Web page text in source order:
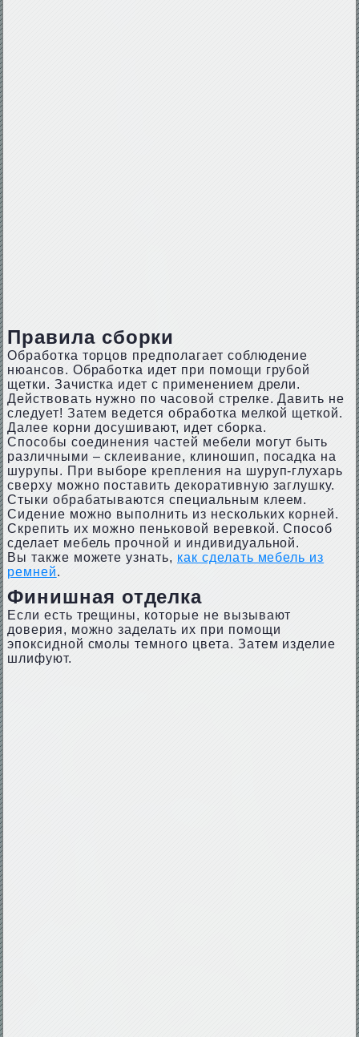
Правила сборки
Обработка торцов предполагает соблюдение
нюансов. Обработка идет при помощи грубой
щетки. Зачистка идет с применением дрели.
Действовать нужно по часовой стрелке. Давить не
следует! Затем ведется обработка мелкой щеткой.
Далее корни досушивают, идет сборка.
Способы соединения частей мебели могут быть
различными – склеивание, клиношип, посадка на
шурупы. При выборе крепления на шуруп-глухарь
сверху можно поставить декоративную заглушку.
Стыки обрабатываются специальным клеем.
Сидение можно выполнить из нескольких корней.
Скрепить их можно пеньковой веревкой. Способ
сделает мебель прочной и индивидуальной.
Вы также можете узнать, как сделать мебель из
ремней.
Финишная отделка
Если есть трещины, которые не вызывают
доверия, можно заделать их при помощи
эпоксидной смолы темного цвета. Затем изделие
шлифуют.